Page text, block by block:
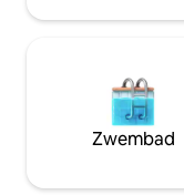
Chauffeursdienst
kostbare tips over
Guidebook. Geniet
van de Eeuwige
luxe vakantie op de
Vanaf 27/10/2019
Zwembad